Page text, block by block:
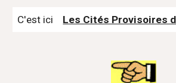
C'est ici Les Cités Provisoires